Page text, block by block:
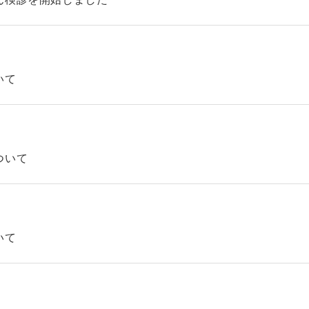
て
いて
て